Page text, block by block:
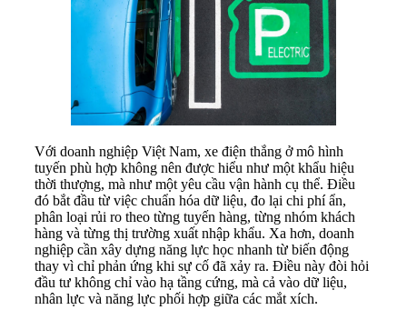
Với doanh nghiệp Việt Nam, xe điện thắng ở mô hình
tuyến phù hợp không nên được hiểu như một khẩu hiệu
thời thượng, mà như một yêu cầu vận hành cụ thể. Điều
đó bắt đầu từ việc chuẩn hóa dữ liệu, đo lại chi phí ẩn,
phân loại rủi ro theo từng tuyến hàng, từng nhóm khách
hàng và từng thị trường xuất nhập khẩu. Xa hơn, doanh
nghiệp cần xây dựng năng lực học nhanh từ biến động
thay vì chỉ phản ứng khi sự cố đã xảy ra. Điều này đòi hỏi
đầu tư không chỉ vào hạ tầng cứng, mà cả vào dữ liệu,
nhân lực và năng lực phối hợp giữa các mắt xích.